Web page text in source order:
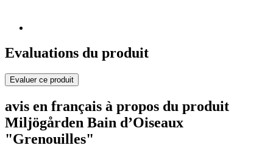
Evaluations du produit
Evaluer ce produit
avis en français à propos du produit
Miljögården Bain d’Oiseaux
"Grenouilles"